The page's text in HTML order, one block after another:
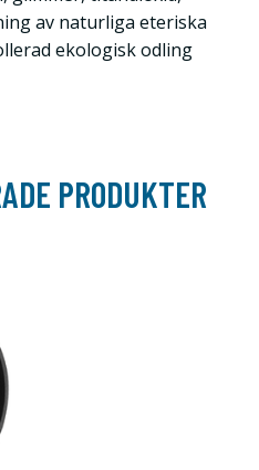
av naturliga eteriska
ekologisk odling
PRODUKTER